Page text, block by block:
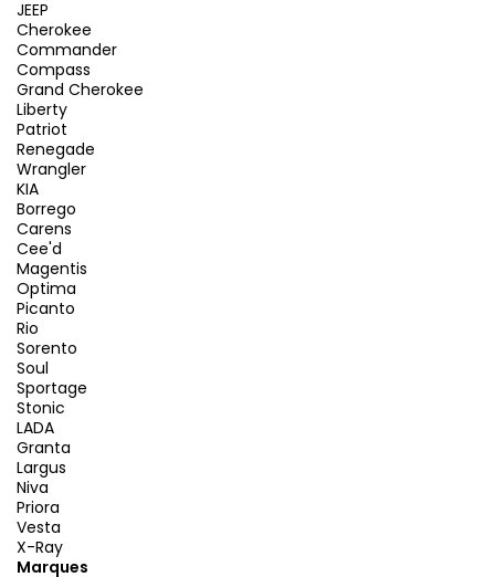
JEEP
Cherokee
Commander
Compass
Grand Cherokee
Liberty
Patriot
Renegade
Wrangler
KIA
Borrego
Carens
Cee'd
Magentis
Optima
Picanto
Rio
Sorento
Soul
Sportage
Stonic
LADA
Granta
Largus
Niva
Priora
Vesta
X-Ray
Marques